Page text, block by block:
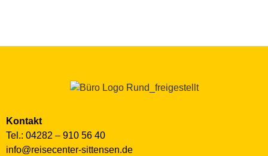
Kontakt
Tel.: 04282 – 910 56 40
info@reisecenter-sittensen.de